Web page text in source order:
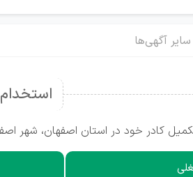
سایر آگهی‌ها
کادر خود در استان اصفهان، شهر